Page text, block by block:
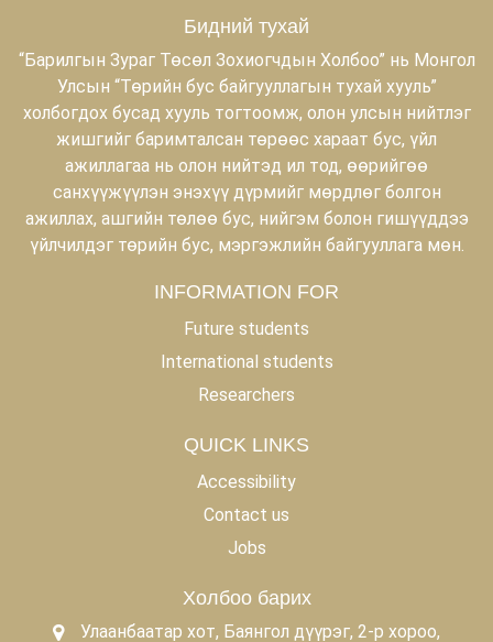
нөлөөлөх сөрөг нөлөөг бууруулах,
эрчим хүч, нөөц баялгийг илүү үр
ашигтай зарцуулах боломжийг
нэмэгдүүлэхэд чухал ач холбогдолтой
гэж үздэг.
Бидний тухай
“Барилгын Зураг Төсөл Зохиогчдын Холбоо” нь Монгол
Улсын “Төрийн бус байгууллагын тухай хууль”
холбогдох бусад хууль тогтоомж, олон улсын нийтлэг
жишгийг баримталсан төрөөс хараат бус, үйл
ажиллагаа нь олон нийтэд ил тод, өөрийгөө
санхүүжүүлэн энэхүү дүрмийг мөрдлөг болгон
ажиллах, ашгийн төлөө бус, нийгэм болон гишүүддээ
үйлчилдэг төрийн бус, мэргэжлийн байгууллага мөн.
INFORMATION FOR
Future students
International students
Researchers
QUICK LINKS
Accessibility
Contact us
Jobs
Холбоо барих
Улаанбаатар хот, Баянгол дүүрэг, 2-р хороо,